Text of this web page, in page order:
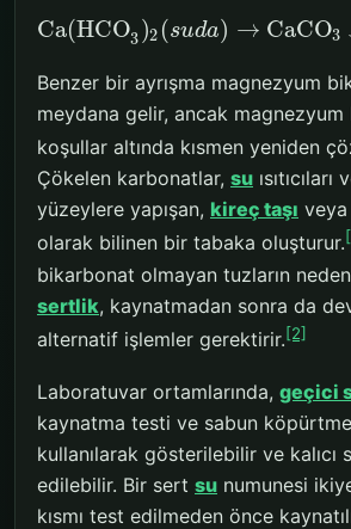
Ca(HCO3)2 (suda) → CaCO3
Benzer bir ayrışma magnezyum
meydana gelir, ancak
koşullar altında kısmen yeniden
Çökelen karbonatlar, su
yüzeylere yapışan, kireç taşı veya
olarak bilinen bir tabaka oluşturur.
bikarbonat olmayan tuzların
sertlik, kaynatmadan sonra da
alternatif işlemler gerektirir.[2]
Laboratuvar ortamlarında, geçici
kaynatma testi ve sabun
kullanılarak gösterilebilir ve kalıcı
edilebilir. Bir sert su numunesi
kısmı test edilmeden önce